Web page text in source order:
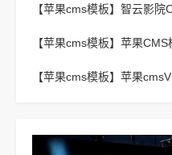
【苹果cms模板】 智云影院
【苹果cms模板】 苹果CMS
【苹果cms模板】 苹果